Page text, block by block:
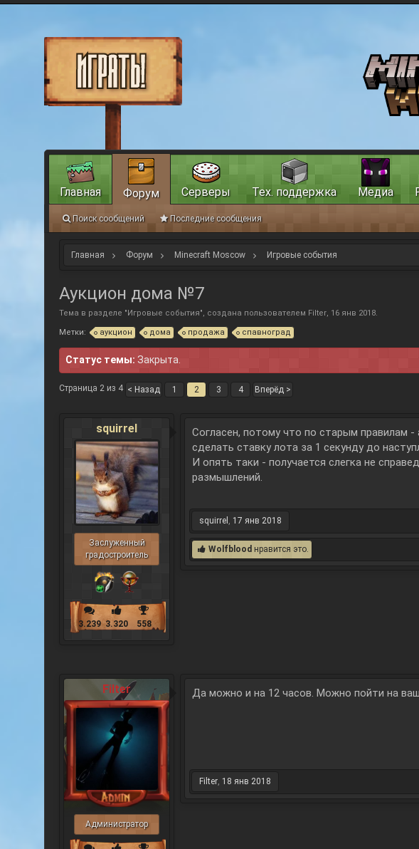
Главная Форум Minecraft Moscow Игровые события
Аукцион дома №7
Тема в разделе "Игровые события", создана пользователем Filter, 16 янв 2018.
Метки: аукцион дома продажа спавноград
Статус темы: Закрыта.
Страница 2 из 4 < Назад 1 2 3 4 Вперёд >
squirrel
Заслуженный
градостроитель
3.239 3.320 558
Согласен, потому что по старым правилам
сделать ставку лота за 1 секунду до
И опять таки - получается слегка не
размышлений.
squirrel , 17 янв 2018
Wolfblood нравится это.
Filter
Администратор
Да можно и на 12 часов. Можно пойти на
Filter, 18 янв 2018
Главная Форум
Поиск сообщений Последние сообщения
Серверы Тех. поддержка Медиа